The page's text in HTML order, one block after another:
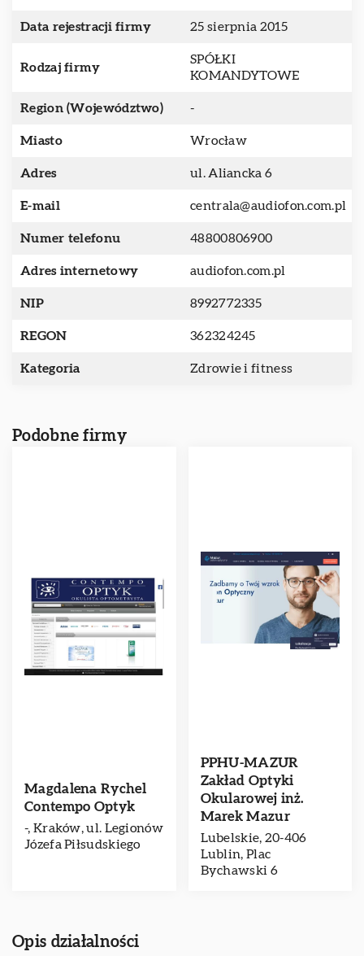
Data rejestracji firmy 25 sierpnia 2015
Rodzaj firmy
SPÓŁKI
KOMANDYTOWE
Region (Województwo) -
Miasto Wrocław
Adres ul. Aliancka 6
E-mail centrala@audiofon.com.pl
Numer telefonu 48800806900
Adres internetowy audiofon.com.pl
NIP 8992772335
REGON 362324245
Kategoria Zdrowie i fitness
Podobne firmy
Magdalena Rychel
Contempo Optyk
-, Kraków, ul. Legionów
Józefa Piłsudskiego
PPHU-MAZUR
Zakład Optyki
Okularowej inż.
Marek Mazur
Lubelskie, 20-406
Lublin, Plac
Bychawski 6
Opis działalności